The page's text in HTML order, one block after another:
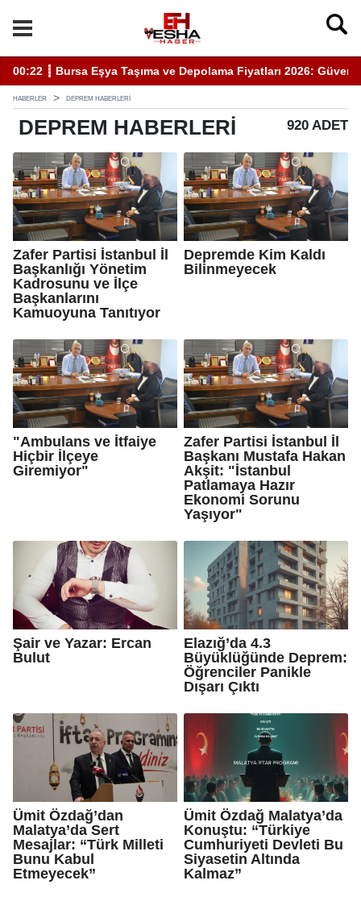
00:22 ┋ Bursa Eşya Taşıma ve Depolama Fiyatları 2026:
HABERLER DEPREM HABERLERI
DEPREM HABERLERI 920 ADET
Zafer Partisi İstanbul İl
Başkanlığı Yönetim
Kadrosunu ve İlçe
Başkanlarını
Kamuoyuna Tanıtıyor
Depremde Kim Kaldı
Bilinmeyecek
"Ambulans ve İtfaiye
Hiçbir İlçeye
Giremiyor"
Zafer Partisi İstanbul İl
Başkanı Mustafa Hakan
Akşit: "İstanbul
Patlamaya Hazır
Ekonomi Sorunu
Yaşıyor"
Şair ve Yazar: Ercan
Bulut
Elazığ’da 4.3
Büyüklüğünde Deprem:
Öğrenciler Panikle
Dışarı Çıktı
Ümit Özdağ’dan
Malatya’da Sert
Mesajlar: “Türk Milleti
Bunu Kabul
Etmeyecek”
Ümit Özdağ Malatya’da
Konuştu: “Türkiye
Cumhuriyeti Devleti Bu
Siyasetin Altında
Kalmaz”